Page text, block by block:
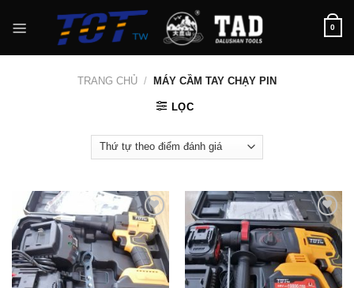
0
TRANG CHỦ / MÁY CẦM TAY CHẠY PIN
LỌC
Add to
wishlist
Add to
wishlist